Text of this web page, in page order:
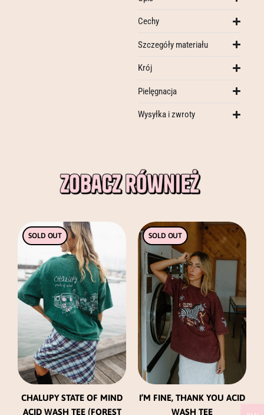
Cechy
Szczegóły materiału
Krój
Pielęgnacja
Wysyłka i zwroty
SOLD OUT
CHALUPY STATE OF MIND
ACID WASH TEE (FOREST
Ten
produkt
ma
wiele
wariantów.
Opcje
można
wybrać
na
stronie
produktu
SOLD OUT
I’M FINE, THANK YOU ACID
WASH TEE
Ten
produkt
ma
wiele
wariantów.
Opcje
można
wybrać
produktu